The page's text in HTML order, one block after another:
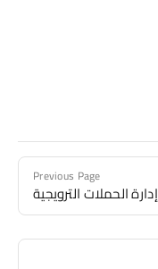
Previous Page
إدارة الحملات الترويجية